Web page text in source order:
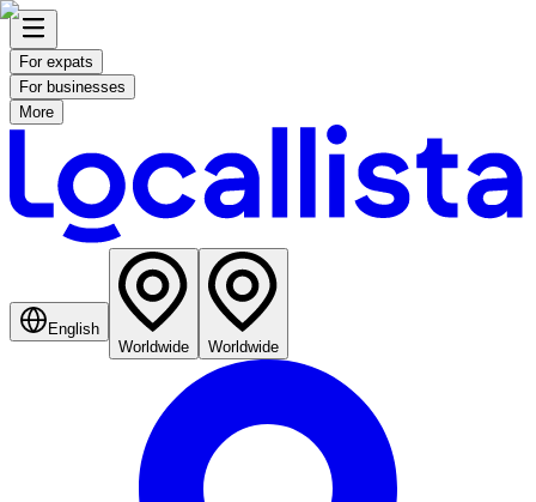
For expats
For businesses
More
English
Worldwide
Worldwide